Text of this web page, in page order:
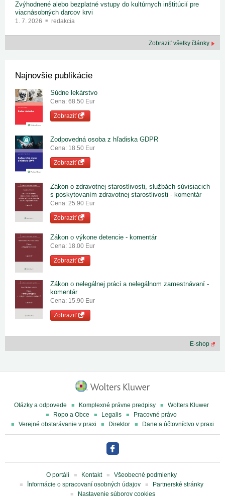
Zvýhodnené alebo bezplatné vstupy do kultúrnych inštitúcií pre
viacnásobných darcov krvi
1. 7. 2026 redakcia
Zobraziť všetky články
Najnovšie publikácie
Súdne lekárstvo
Cena: 68.50 Eur
Zobraziť
Zodpovedná osoba z hľadiska GDPR
Cena: 18.50 Eur
Zobraziť
Zákon o zdravotnej starostlivosti, službách súvisiacich
s poskytovaním zdravotnej starostlivosti - komentár
Cena: 25.90 Eur
Zobraziť
Zákon o výkone detencie - komentár
Cena: 18.00 Eur
Zobraziť
Zákon o nelegálnej práci a nelegálnom zamestnávaní -
komentár
Cena: 15.90 Eur
Zobraziť
E-shop
Otázky a odpovede Komplexné právne predpisy
Wolters Kluwer
Ropo a Obce
Legalis
Pracovné právo
Verejné obstarávanie v praxi
Direktor Dane a účtovníctvo v praxi
O portáli Kontakt
Všeobecné podmienky
Ïnformácie o spracovaní osobných údajov
Partnerské stránky
Nastavenie súborov cookies